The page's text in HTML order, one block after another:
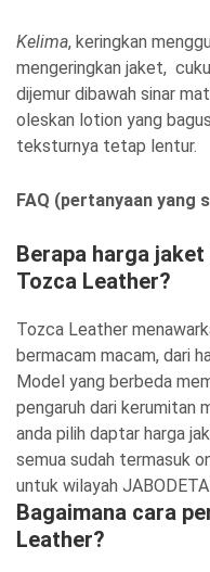
Kelima, keringkan
mengeringkan jaket,
dijemur dibawah sinar
oleskan lotion yang
teksturnya tetap lentur.
FAQ (pertanyaan yang
Berapa harga
Tozca Leather?
Tozca Leather
bermacam macam, dari
Model yang berbeda
pengaruh dari kerumitan
anda pilih daptar harga
semua sudah termasuk
untuk wilayah
Bagaimana cara
Leather?